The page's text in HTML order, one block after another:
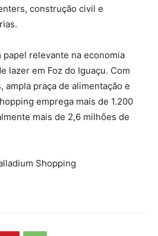
construção civil e
papel relevante na economia
lazer em Foz do Iguaçu. Com
ampla praça de alimentação e
emprega mais de 1.200
mais de 2,6 milhões de
Shopping